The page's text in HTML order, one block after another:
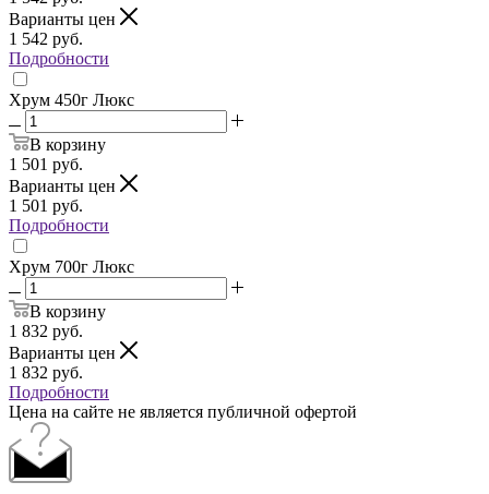
Варианты цен
1 542 руб.
Подробности
Хрум 450г Люкс
В корзину
1 501 руб.
Варианты цен
1 501 руб.
Подробности
Хрум 700г Люкс
В корзину
1 832 руб.
Варианты цен
1 832 руб.
Подробности
Цена на сайте не является публичной офертой